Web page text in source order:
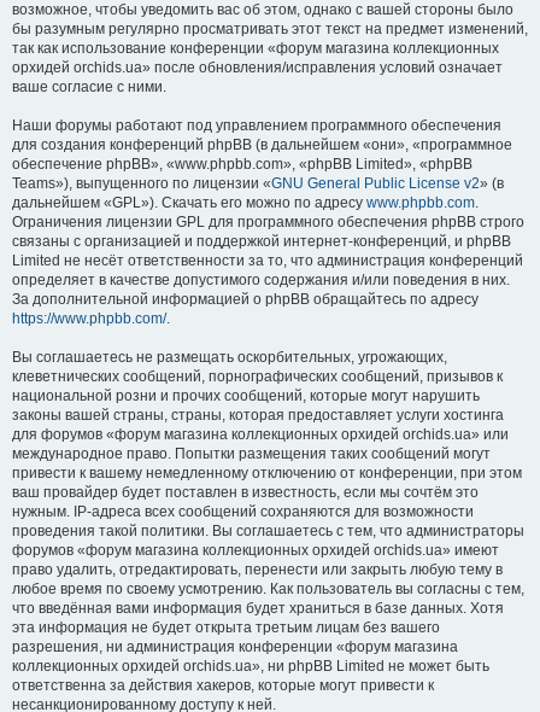
возможное, чтобы уведомить вас об этом, однако с вашей стороны было
бы разумным регулярно просматривать этот текст на предмет изменений,
так как использование конференции «форум магазина коллекционных
орхидей orchids.ua» после обновления/исправления условий означает
ваше согласие с ними.
Наши форумы работают под управлением программного обеспечения
для создания конференций phpBB (в дальнейшем «они», «программное
обеспечение phpBB», «www.phpbb.com», «phpBB Limited», «phpBB
Teams»), выпущенного по лицензии «GNU General Public License v2» (в
дальнейшем «GPL»). Скачать его можно по адресу www.phpbb.com.
Ограничения лицензии GPL для программного обеспечения phpBB строго
связаны с организацией и поддержкой интернет-конференций, и phpBB
Limited не несёт ответственности за то, что администрация конференций
определяет в качестве допустимого содержания и/или поведения в них.
За дополнительной информацией о phpBB обращайтесь по адресу
https://www.phpbb.com/.
Вы соглашаетесь не размещать оскорбительных, угрожающих,
клеветнических сообщений, порнографических сообщений, призывов к
национальной розни и прочих сообщений, которые могут нарушить
законы вашей страны, страны, которая предоставляет услуги хостинга
для форумов «форум магазина коллекционных орхидей orchids.ua» или
международное право. Попытки размещения таких сообщений могут
привести к вашему немедленному отключению от конференции, при этом
ваш провайдер будет поставлен в известность, если мы сочтём это
нужным. IP-адреса всех сообщений сохраняются для возможности
проведения такой политики. Вы соглашаетесь с тем, что администраторы
форумов «форум магазина коллекционных орхидей orchids.ua» имеют
право удалить, отредактировать, перенести или закрыть любую тему в
любое время по своему усмотрению. Как пользователь вы согласны с тем,
что введённая вами информация будет храниться в базе данных. Хотя
эта информация не будет открыта третьим лицам без вашего
разрешения, ни администрация конференции «форум магазина
коллекционных орхидей orchids.ua», ни phpBB Limited не может быть
ответственна за действия хакеров, которые могут привести к
несанкционированному доступу к ней.